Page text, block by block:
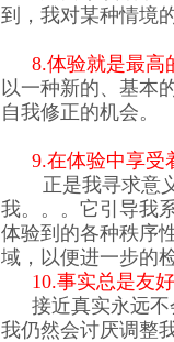
到，我对某种情境
8.体验就是最高
以一种新的、基本
自我修正的机会。
9.在体验中享受
正是我寻求意
我。。。它引导我
体验到的各种秩序
域，以便进一步的
10.事实总是友
接近真实永远
我仍然会讨厌调整